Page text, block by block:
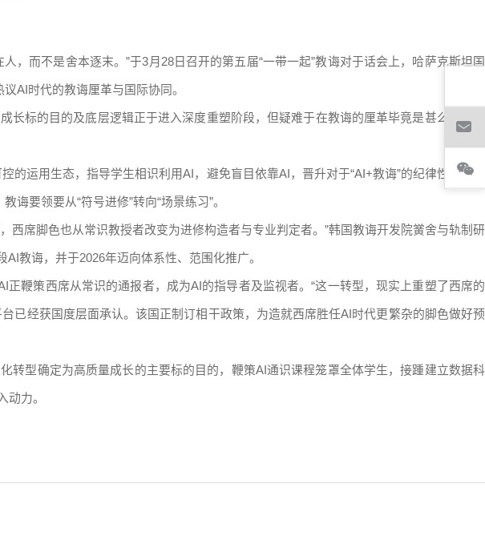
而不是舍本逐末。”于3月28日召开的第五届“一带一起”教诲对于话会上，哈萨克斯坦国
AI时代的教诲厘革与国际协同。
长标的目的及底层逻辑正于进入深度重塑阶段，但疑难于在教诲的厘革毕竟是甚么？咱们
的运用生态，指导学生相识利用AI，避免盲目依靠AI，晋升对于“AI+教诲”的纪律性熟悉。
诲要领要从“符号进修”转向“场景练习”。
席脚色也从常识教授者改变为进修构造者与专业判定者。”韩国教诲开发院黉舍与轨制研
教诲，并于2026年迈向体系性、范围化推广。
鞭策西席从常识的通报者，成为AI的指导者及监视者。“这一转型，现实上重塑了西席的
已经获国度层面承认。该国正制订相干政策，为造就西席胜任AI时代更繁杂的脚色做好预
型确定为高质量成长的主要标的目的，鞭策AI通识课程笼罩全体学生，接踵建立数据科
动力。